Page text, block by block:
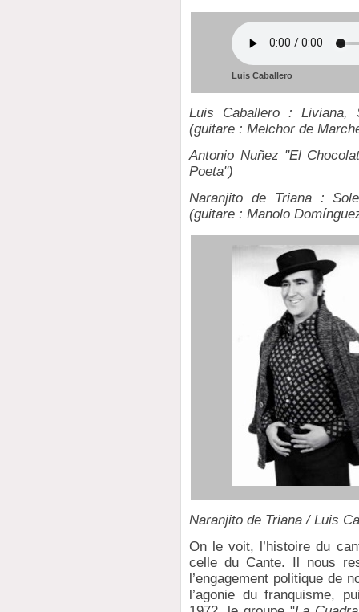
Luis Caballero
Luis Caballero : Liviana,
(guitare : Melchor de
Antonio Nuñez "El
Poeta")
Naranjito de Triana :
(guitare : Manolo
Naranjito de Triana / Luis
On le voit, l’histoire du
celle du Cante. Il nous
l’engagement politique de
l’agonie du franquisme,